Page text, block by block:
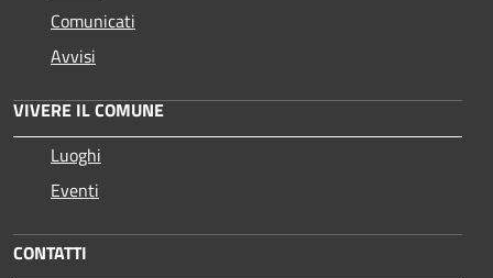
Comunicati
Avvisi
VIVERE IL COMUNE
Luoghi
Eventi
CONTATTI